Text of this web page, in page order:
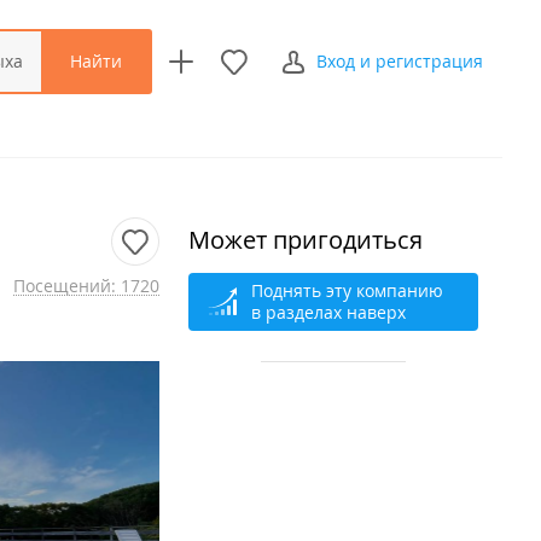
Найти Вход и регистрация
Посещений: 1720
Может пригодиться
Поднять эту компанию
в разделах наверх